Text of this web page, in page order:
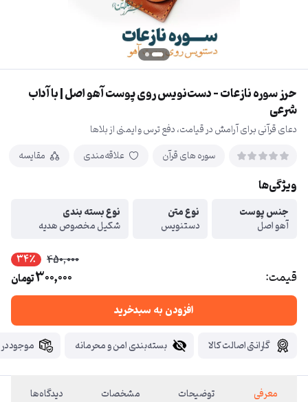
حرز سوره نازعات – دست‌نویس روی پوست آهو اصل | با آداب
شرعی
دعای قرآنی برای آرامش در قیامت، دفع ترس و ایمنی از بلاها
سوره های قرآن
علاقه‌مندی مقایسه
ویژگی‌ها
جنس پوست
آهو اصل
نوع متن
دستنویس
نوع بسته بندی
شکیل مخصوص هدیه
قیمت:
450,000 34٪
300,000تومان
افزودن به سبدخرید
گارانتی اصالت کالا بسته‌بندی امن و محرمانه موجود در
معرفی توضیحات مشخصات
دیدگاه‌ها